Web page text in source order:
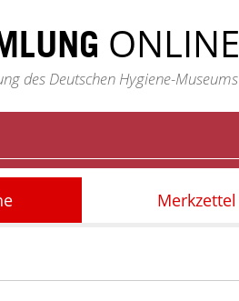
ONLINE
des Deutschen Hygiene-Museums
Merkzettel